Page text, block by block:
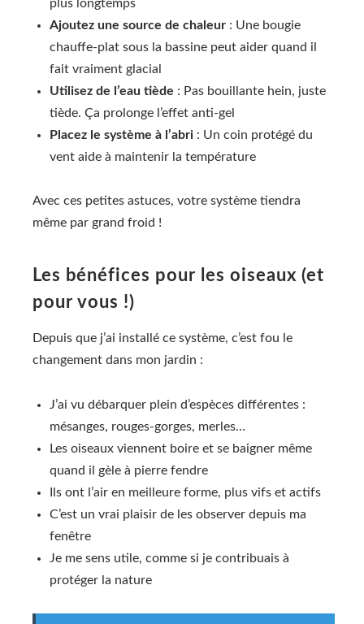
plus longtemps
Ajoutez une source de chaleur : Une bougie
chauffe-plat sous la bassine peut aider quand il
fait vraiment glacial
Utilisez de l’eau tiède : Pas bouillante hein, juste
tiède. Ça prolonge l’effet anti-gel
Placez le système à l’abri : Un coin protégé du
vent aide à maintenir la température
Avec ces petites astuces, votre système tiendra
même par grand froid !
Les bénéfices pour les oiseaux (et
pour vous !)
Depuis que j’ai installé ce système, c’est fou le
changement dans mon jardin :
J’ai vu débarquer plein d’espèces différentes :
mésanges, rouges-gorges, merles…
Les oiseaux viennent boire et se baigner même
quand il gèle à pierre fendre
Ils ont l’air en meilleure forme, plus vifs et actifs
C’est un vrai plaisir de les observer depuis ma
fenêtre
Je me sens utile, comme si je contribuais à
protéger la nature